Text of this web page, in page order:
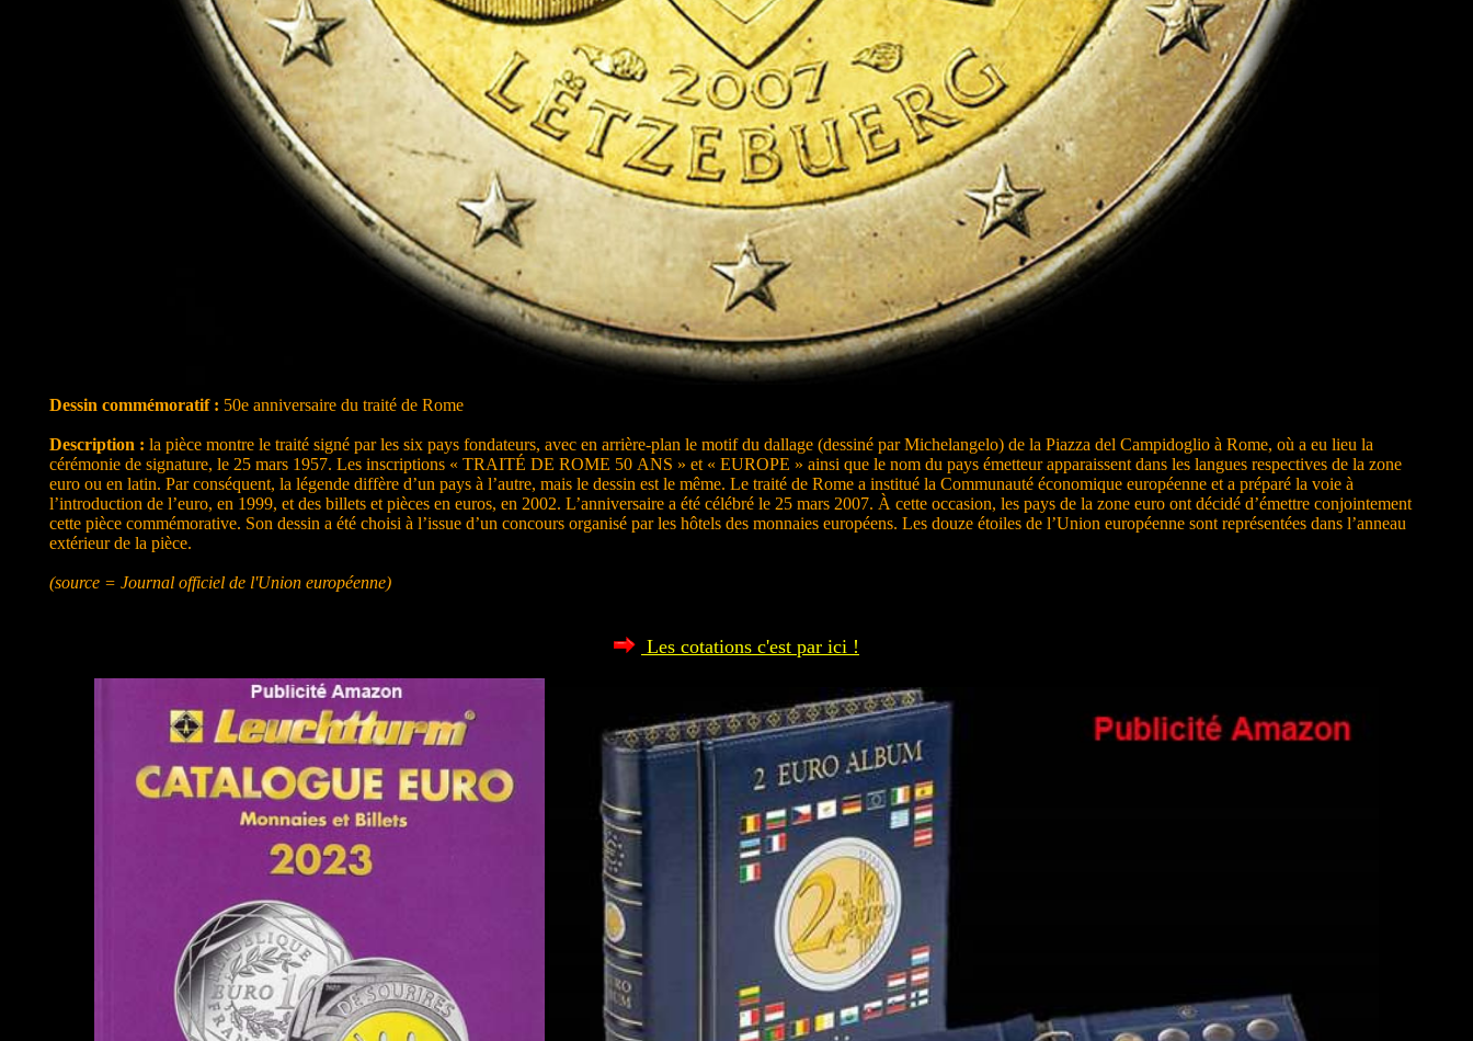
Dessin commémoratif : 50e anniversaire du traité de Rome
Description : la pièce montre le traité signé par les six pays fondateurs, avec en arrière-plan le motif du dallage (dessiné par Michelangelo) de la Piazza del Campidoglio à Rome, où a eu lieu la
cérémonie de signature, le 25 mars 1957. Les inscriptions « TRAITÉ DE ROME 50 ANS » et « EUROPE » ainsi que le nom du pays émetteur apparaissent dans les langues respectives de la zone
euro ou en latin. Par conséquent, la légende diffère d’un pays à l’autre, mais le dessin est le même. Le traité de Rome a institué la Communauté économique européenne et a préparé la voie à
l’introduction de l’euro, en 1999, et des billets et pièces en euros, en 2002. L’anniversaire a été célébré le 25 mars 2007. À cette occasion, les pays de la zone euro ont décidé d’émettre conjointement
cette pièce commémorative. Son dessin a été choisi à l’issue d’un concours organisé par les hôtels des monnaies européens. Les douze étoiles de l’Union européenne sont représentées dans l’anneau
extérieur de la pièce.
(source = Journal officiel de l'Union européenne)
Les cotations c'est par ici !